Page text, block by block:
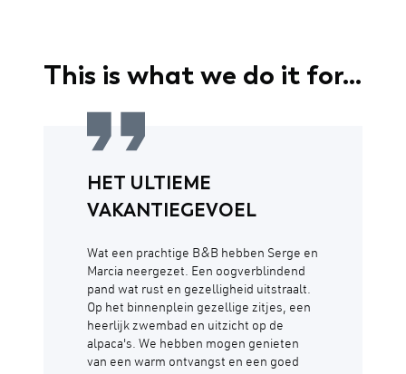
This is what we do it for...
HET ULTIEME
VAKANTIEGEVOEL
Wat een prachtige B&B hebben Serge en
Marcia neergezet. Een oogverblindend
pand wat rust en gezelligheid uitstraalt.
Op het binnenplein gezellige zitjes, een
heerlijk zwembad en uitzicht op de
alpaca's. We hebben mogen genieten
van een warm ontvangst en een goed